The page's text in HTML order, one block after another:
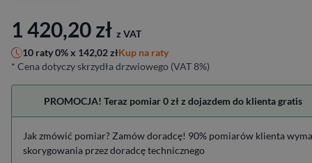
1 420,20zł z VAT
10 raty 0% x 142,02złKup na raty
* Cena dotyczy skrzydła drzwiowego (VAT 8%)
PROMOCJA! Teraz pomiar 0 zł z dojazdem do klienta gratis
Jak zmówić pomiar? Zamów doradcę! 90% pomiarów klienta
skorygowania przez doradcę technicznego